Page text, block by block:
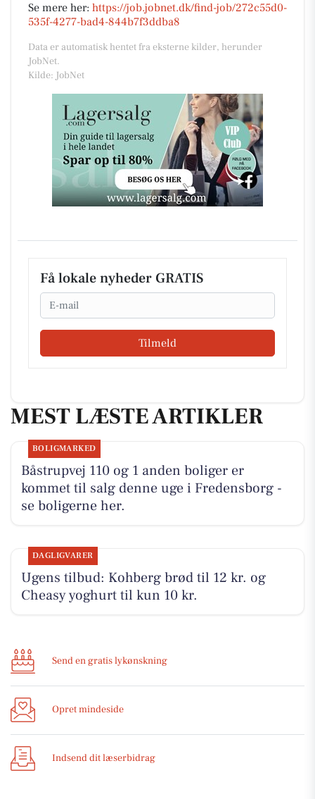
Se mere her: https://job.jobnet.dk/find-job/272c55d0-
535f-4277-bad4-844b7f3ddba8
Data er automatisk hentet fra eksterne kilder, herunder
JobNet.
Kilde: JobNet
Få lokale nyheder GRATIS
Email
Tilmeld
MEST LÆSTE ARTIKLER
BOLIGMARKED
Båstrupvej 110 og 1 anden boliger er
kommet til salg denne uge i Fredensborg -
se boligerne her.
DAGLIGVARER
Ugens tilbud: Kohberg brød til 12 kr. og
Cheasy yoghurt til kun 10 kr.
Send en gratis lykønskning
Opret mindeside
Indsend dit læserbidrag